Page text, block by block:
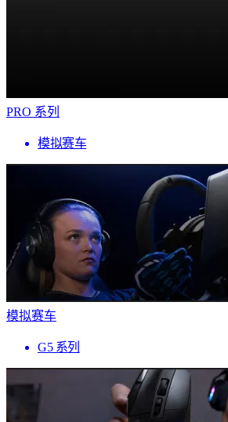
PRO 系列
模拟赛车
模拟赛车
G5 系列